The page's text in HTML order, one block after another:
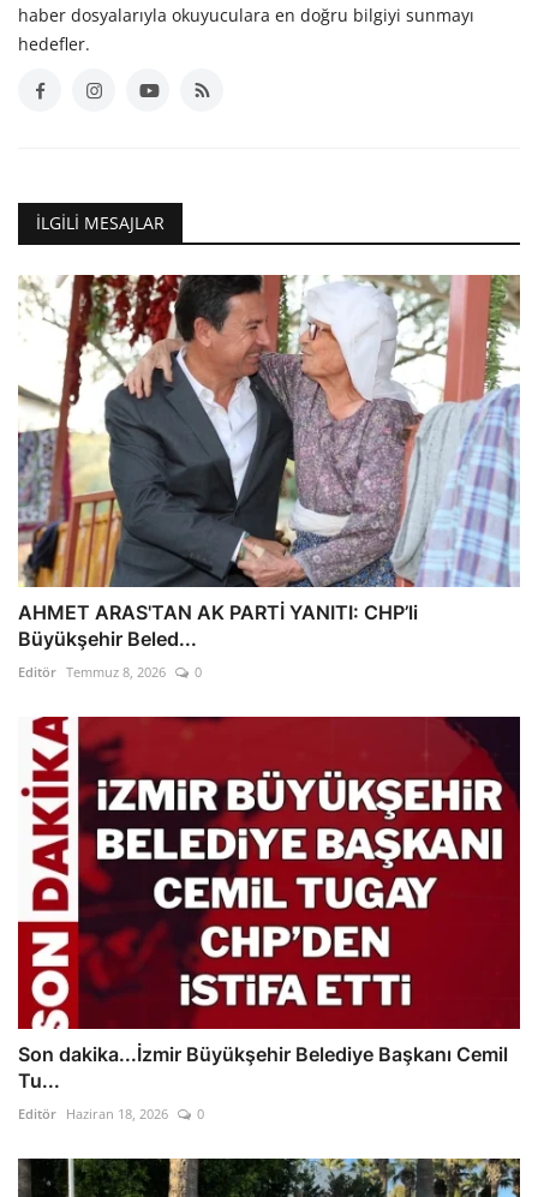
haber dosyalarıyla okuyuculara en doğru bilgiyi sunmayı
hedefler.
İLGILI MESAJLAR
AHMET ARAS'TAN AK PARTİ YANITI: CHP’li
Büyükşehir Beled...
Editör Temmuz 8, 2026 0
Son dakika...İzmir Büyükşehir Belediye Başkanı Cemil
Tu...
Editör Haziran 18, 2026 0